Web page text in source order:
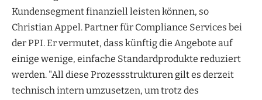
Kundensegment finanziell leisten können, so
Christian Appel. Partner für Compliance Services bei
der PPI. Er vermutet, dass künftig die Angebote auf
einige wenige, einfache Standardprodukte reduziert
werden. "All diese Prozessstrukturen gilt es derzeit
technisch intern umzusetzen, um trotz des